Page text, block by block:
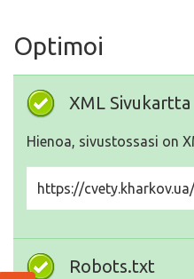
Optimoi
XML Sivukartta
Hienoa, sivustossasi on
https://
Robots.txt